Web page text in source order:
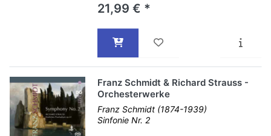
21,99 € *
Franz Schmidt & Richard Strauss -
Orchesterwerke
Franz Schmidt (1874-1939)
Sinfonie Nr. 2